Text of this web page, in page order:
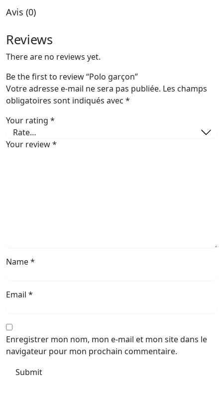
Avis (0)
Reviews
There are no reviews yet.
Be the first to review “Polo garçon”
Votre adresse e-mail ne sera pas publiée. Les champs
obligatoires sont indiqués avec *
Your rating *
Your review*
Name*
Email *
Enregistrer mon nom, mon e-mail et mon site dans le
navigateur pour mon prochain commentaire.